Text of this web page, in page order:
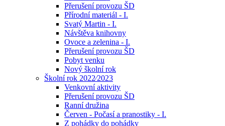
Přerušení provozu ŠD
Přírodní materiál - I.
Svatý Martin - I.
Návštěva knihovny
Ovoce a zelenina - I.
Přerušení provozu ŠD
Pobyt venku
Nový školní rok
Školní rok 2022⁄2023
Venkovní aktivity
Přerušení provozu ŠD
Ranní družina
Červen - Počasí a pranostiky - I.
Z pohádky do pohádky